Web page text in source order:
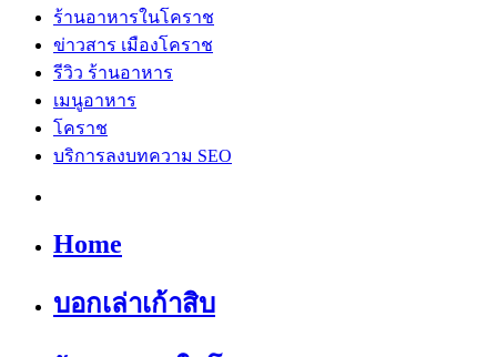
ร้านอาหารในโคราช
ข่าวสาร เมืองโคราช
รีวิว ร้านอาหาร
เมนูอาหาร
โคราช
บริการลงบทความ SEO
Home
บอกเล่าเก้าสิบ